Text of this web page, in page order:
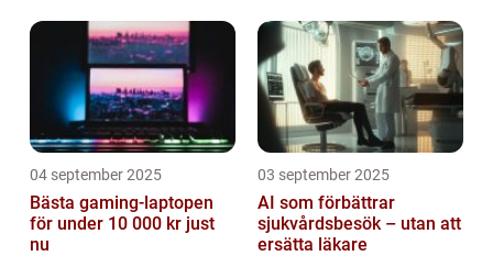
04 september 2025
Bästa gaming-laptopen
för under 10 000 kr just
nu
03 september 2025
AI som förbättrar
sjukvårdsbesök – utan att
ersätta läkare